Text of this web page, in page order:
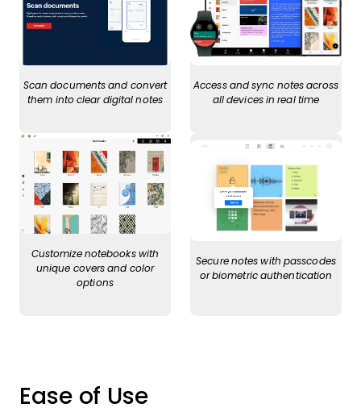
Scan documents and convert
them into clear digital notes
Access and sync notes across
all devices in real time
Customize notebooks with
unique covers and color
options
Secure notes with passcodes
or biometric authentication
Ease of Use